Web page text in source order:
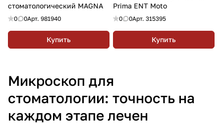
стоматологический MAGNA
0 0Арт. 981940
Купить
Prima ENT Moto
0 0Арт. 315395
Купить
Микроскоп для
стоматологии: точность на
каждом этапе лечен